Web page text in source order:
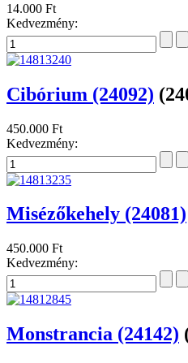
14.000 Ft
Kedvezmény:
Cibórium (24092)
450.000 Ft
Kedvezmény:
Misézőkehely (24081)
450.000 Ft
Kedvezmény:
Monstrancia (24142)